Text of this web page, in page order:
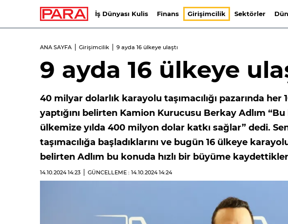
İş Dünyası Kulis Finans Girişimcilik Sektörler
ANA SAYFA Girişimcilik 9 ayda 16 ülkeye ulaştı
9 ayda 16 ülkeye
40 milyar dolarlık karayolu taşımacılığı pazarında
yaptığını belirten Kamion Kurucusu Berkay Adlım
ülkemize yılda 400 milyon dolar katkı sağlar” dedi.
taşımacılığa başladıklarını ve bugün 16 ülkeye
belirten Adlım bu konuda hızlı bir büyüme
14.10.202414:23 GÜNCELLEME : 14.10.202414:24